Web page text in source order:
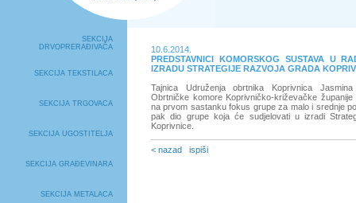
SEKCIJA
DRVOPRERAĐIVAČA
SEKCIJA TEKSTILACA
SEKCIJA TRGOVACA
SEKCIJA UGOSTITELJA
SEKCIJA GRAĐEVINARA
SEKCIJA METALACA
10.6.2014.
PREDSTAVNICI KOMORSKOG SUSTAVA U
IZRADU STRATEGIJE RAZVOJA GRADA
Tajnica Udruženja obrtnika Koprivnica
Obrtničke komore Koprivničko-križevačke
na prvom sastanku fokus grupe za malo i srednje
pak dio grupe koja će sudjelovati u izradi
Koprivnice.
< nazad ispiši